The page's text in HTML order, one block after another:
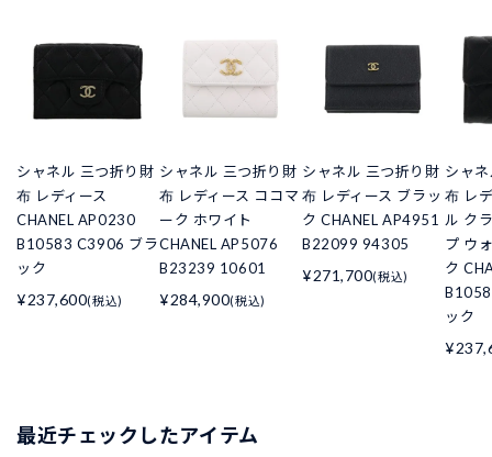
シャネル 三つ折り財
布 レディース
CHANEL AP0230
B10583 C3906 ブラ
ック
¥237,600(税込)
シャネル 三つ折り財
布 レディース ココマ
ーク ホワイト
CHANEL AP5076
B23239 10601
¥284,900(税込)
シャネル 三つ折り財
布 レディース ブラッ
ク CHANEL AP4951
B22099 94305
¥271,700(税込)
シャ
布 レ
ル ク
プ ウ
ク
ック
最近チェックしたアイテム